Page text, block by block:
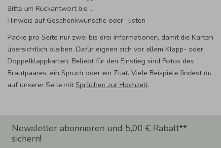
Bitte um Rückantwort bis …
Hinweis auf Geschenkwünsche oder -listen
Packe pro Seite nur zwei bis drei Informationen, damit die Karten
übersichtlich bleiben. Dafür eignen sich vor allem Klapp- oder
Doppelklappkarten. Beliebt für den Einstieg sind Fotos des
Brautpaares, ein Spruch oder ein Zitat. Viele Beispiele findest du
auf unserer Seite mitSprüchen zur Hochzeit.
Newsletter abonnieren und 5,00 € Rabatt**
sichern!